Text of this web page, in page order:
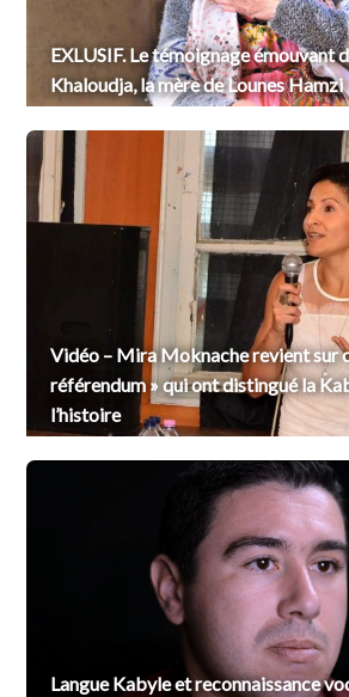
EXLUSIF. Le témoignage émouvant
Khaloudja, la mère de Lounes Hamzi
Vidéo – Mira Moknache revient sur
référendum » qui ont distingué la
l’histoire
Langue Kabyle et reconnaissance